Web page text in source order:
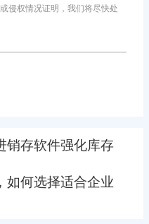
侵权情况证明，我们将尽快处
销存软件强化库存
如何选择适合企业